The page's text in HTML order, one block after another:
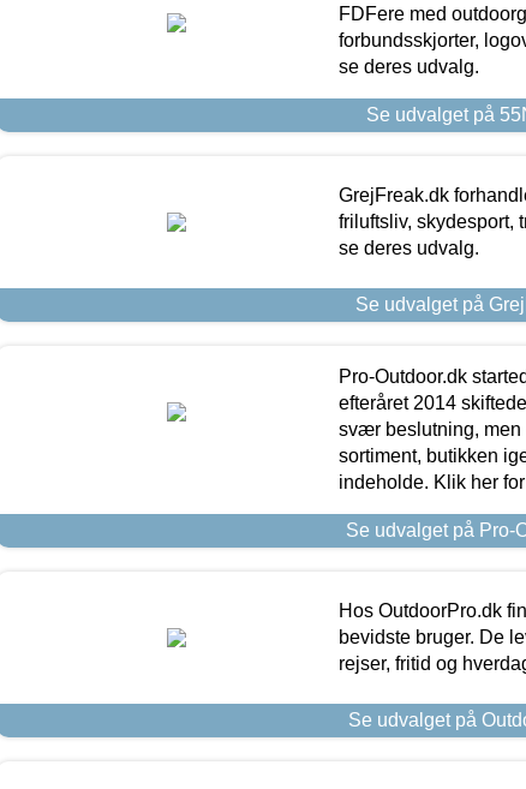
FDFere med
forbundsskjorter,
se deres udvalg.
Se udvalget på
GrejFreak.dk
friluftsliv, skydesport,
se deres udvalg.
Se udvalget på
Pro-Outdoor.dk
efteråret 2014
svær beslutning, men
sortiment, butikken
indeholde. Klik her
Se udvalget på Pro-
Hos OutdoorPro.dk
bevidste bruger. De
rejser, fritid og
Se udvalget på